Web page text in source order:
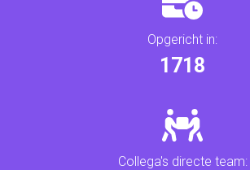
Opgericht in:
1802
Collega's directe team: